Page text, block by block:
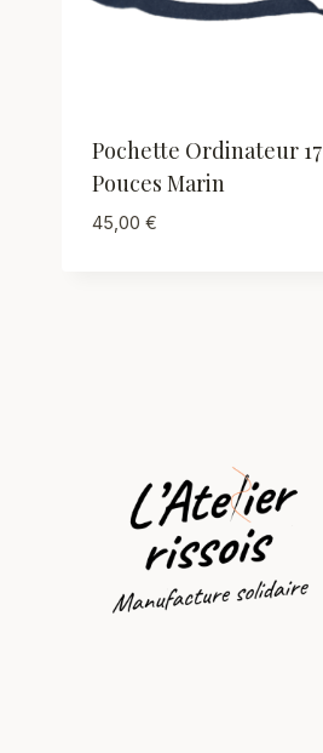
Pochette Ordinateur 17
Pouces Marin
45,00 €